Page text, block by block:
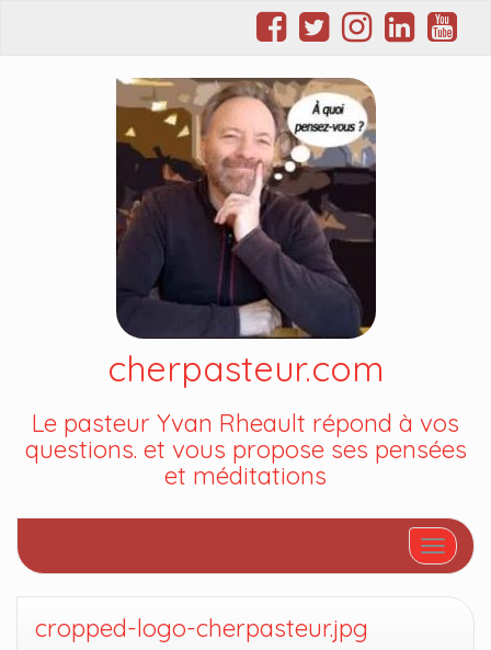
cherpasteur.com
Le pasteur Yvan Rheault répond à vos
questions. et vous propose ses pensées
et méditations
Afficher/
cropped-logo-cherpasteur.jpg